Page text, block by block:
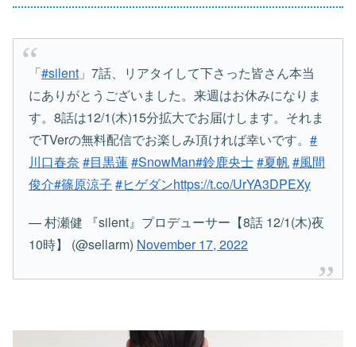
「#silent 」7話、リアタイして下さった皆さん本当
にありがとうございました。来週はお休みになりま
す。8話は12/1(木)15分拡大でお届けします。それま
でTVerの無料配信でお楽しみ頂ければ幸いです。#
川口春奈 #目黒蓮#SnowMan#鈴鹿央士#夏帆#風間
俊介#篠原涼子 #ヒゲダンhttps://t.co/UrYA3DPEXy
— 村瀬健 『silent』プロデューサー【8話 12/1(木)夜
10時】 (@sellarm) November 17, 2022